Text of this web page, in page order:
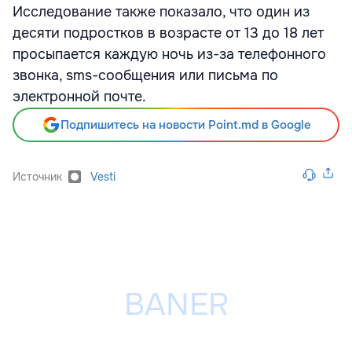
Исследование также показало, что один из
десяти подростков в возрасте от 13 до 18 лет
просыпается каждую ночь из-за телефонного
звонка, sms-сообщения или письма по
электронной почте.
Подпишитесь на новости Point.md в Google
Источник Vesti